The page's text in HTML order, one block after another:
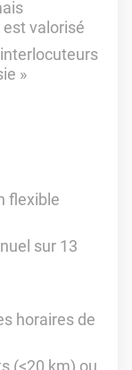
valorisé
»
flexible
sur 13
horaires de
(<20 km) ou